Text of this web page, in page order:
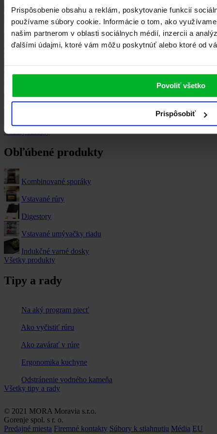
Prispôsobenie obsahu a reklám, poskytovanie funkcií
používame súbory cookie. Informácie o tom, ako
našim partnerom v oblasti sociálnych médií, inzercii a
ďalšími údajmi, ktoré vám môžu poskytnúť alebo ktoré od
Povoliť všetko
Prispôsobiť
Lasagne bolognese s mletým mäsom
Tradičná sviečková na smotane
Pečené kura s koreňovou zeleninou
Krehký jablkový koláč s mrvenicou
Grófkin koláč s jablkami
Všetky recepty
Obľúbené produkty
Kombinované sporáky
Vstavané rúry
Digestory
Vstavané umývačky riadu
Indukčné varné dosky
Všetky produkty
Tipy a rady
Na aký program piecť
Ako vyčistiť rúru
Ako zavárať v rúre
Ergonomika kuchyne
Odstránenie vodného kameňa
Všetky tipy a rady
© 2021 MORA Moravia s.r.o.
Gorenje spol. s r. o.
Predajné miesta Firemné kontakty Súbory k stiahnutiu Média EU